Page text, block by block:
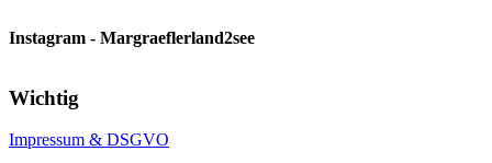
Instagram - Margraeflerland2see
Wichtig
Impressum & DSGVO